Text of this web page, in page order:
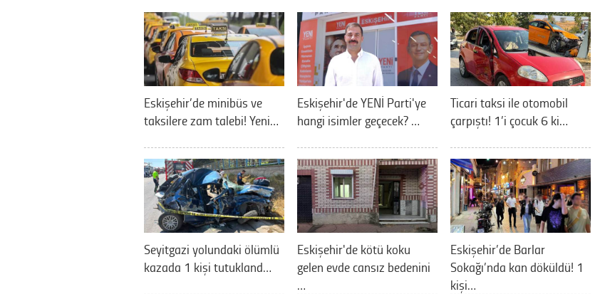
Eskişehir’de minibüs ve
taksilere zam talebi! Yeni…
Eskişehir'de YENİ Parti'ye
hangi isimler geçecek? …
Ticari taksi ile otomobil
çarpıştı! 1’i çocuk 6 ki…
Seyitgazi yolundaki ölümlü
kazada 1 kişi tutukland…
Eskişehir'de kötü koku
gelen evde cansız bedenini
…
Eskişehir’de Barlar
Sokağı’nda kan döküldü! 1
kişi…